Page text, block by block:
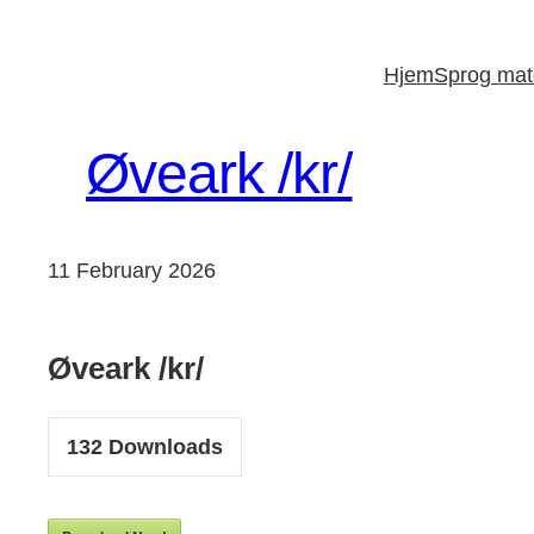
HjemSprog
Øveark /kr/
11 February 2026
Øveark /kr/
132 Downloads